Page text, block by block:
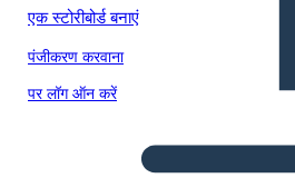
एक स्टोरीबोर्ड बनाएं
पंजीकरण करवाना
पर लॉग ऑन करें